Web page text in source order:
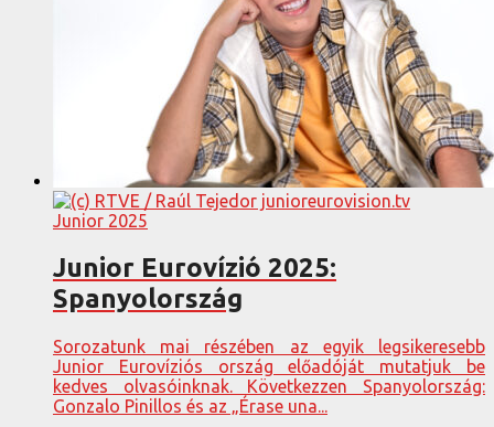
Junior 2025
Junior Eurovízió 2025:
Spanyolország
Sorozatunk mai részében az egyik legsikeresebb
Junior Eurovíziós ország előadóját mutatjuk be
kedves olvasóinknak. Következzen Spanyolország:
Gonzalo Pinillos és az „Érase una...